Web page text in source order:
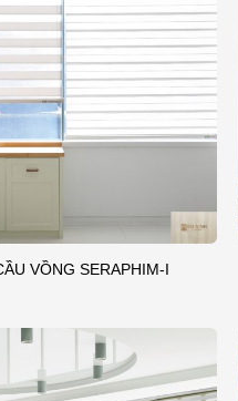
VỒNG SERAPHIM-I